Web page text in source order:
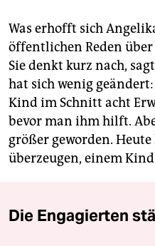
Was erhofft sich
öffentlichen Reden
Sie denkt kurz nach,
hat sich wenig
Kind im Schnitt acht
bevor man ihm hilft.
größer geworden.
überzeugen, einem
Die Engagierten